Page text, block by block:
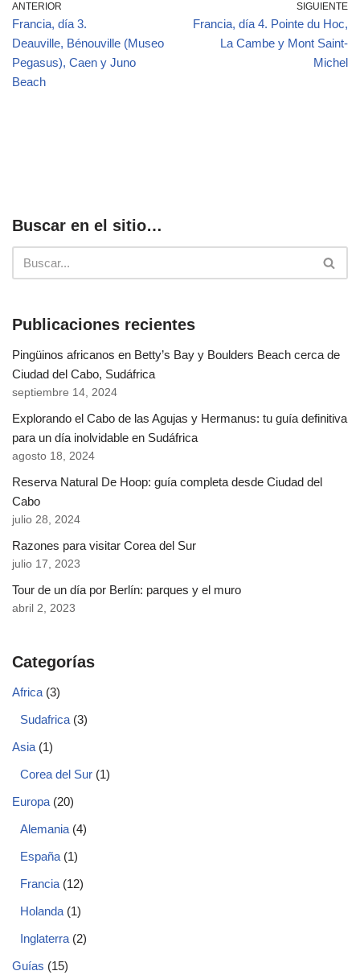
ANTERIOR
Francia, día 3.
Deauville, Bénouville (Museo
Pegasus), Caen y Juno
Beach
SIGUIENTE
Francia, día 4. Pointe du Hoc,
La Cambe y Mont Saint-
Michel
Buscar en el sitio…
Publicaciones recientes
Pingüinos africanos en Betty’s Bay y Boulders Beach cerca de
Ciudad del Cabo, Sudáfrica
septiembre 14, 2024
Explorando el Cabo de las Agujas y Hermanus: tu guía definitiva
para un día inolvidable en Sudáfrica
agosto 18, 2024
Reserva Natural De Hoop: guía completa desde Ciudad del
Cabo
julio 28, 2024
Razones para visitar Corea del Sur
julio 17, 2023
Tour de un día por Berlín: parques y el muro
abril 2, 2023
Categorías
Africa (3)
Sudafrica (3)
Asia (1)
Corea del Sur (1)
Europa (20)
Alemania (4)
España (1)
Francia (12)
Holanda (1)
Inglaterra (2)
Guías (15)